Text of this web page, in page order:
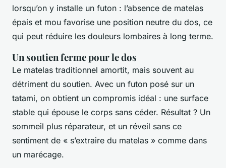
lorsqu’on y installe un futon : l’absence de matelas
épais et mou favorise une position neutre du dos, ce
qui peut réduire les douleurs lombaires à long terme.
Un soutien ferme pour le dos
Le matelas traditionnel amortit, mais souvent au
détriment du soutien. Avec un futon posé sur un
tatami, on obtient un compromis idéal : une surface
stable qui épouse le corps sans céder. Résultat ? Un
sommeil plus réparateur, et un réveil sans ce
sentiment de « s’extraire du matelas » comme dans
un marécage.